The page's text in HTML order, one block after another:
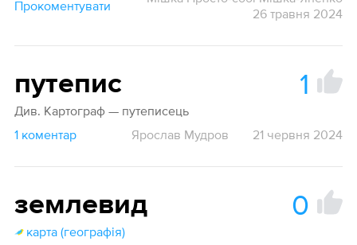
Прокоментувати
26 травня 2024
путепис 1
Див. Картограф — путеписець
1 коментар
Ярослав Мудров 21 червня 2024
землевид 0
карта (географія)